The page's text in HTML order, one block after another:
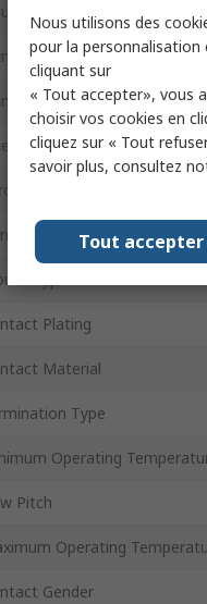
Material
of Contacts
of Rows
Unshrouded
System
Type
Plating
Material
Type
Operating
Pitch
Operating
Gender
Nous utilisons des
pour la personnalisation
cliquant sur
« Tout accepter», vous
choisir vos cookies en
cliquez sur « Tout
savoir plus, consultez
Tout accepter